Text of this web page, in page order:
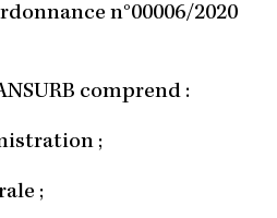
n°00006/2020
comprend :
;
;